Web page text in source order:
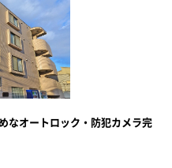
なオートロック・防犯カメラ完